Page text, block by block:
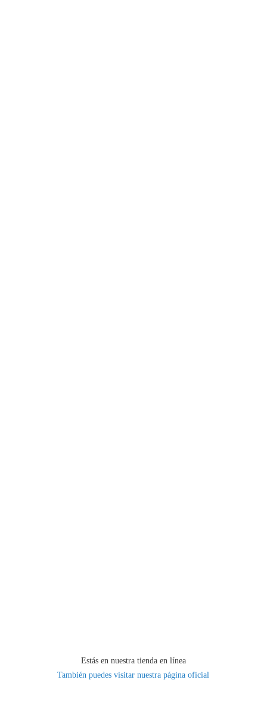
Estás en nuestra tienda en línea
También puedes visitar nuestra página oficial